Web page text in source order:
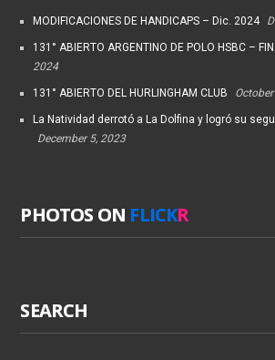
MODIFICACIONES DE HANDICAPS – Dic. 2024
131° ABIERTO ARGENTINO DE POLO HSBC –
2024
131° ABIERTO DEL HURLINGHAM CLUB
La Natividad derrotó a La Dolfina y logró su
December 5, 2023
PHOTOS ON FLICKR
SEARCH